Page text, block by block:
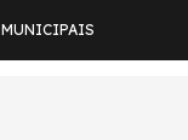
MUNICIPAIS